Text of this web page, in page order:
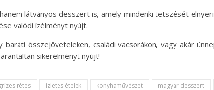
látványos desszert is, amely mindenki tetszését
valódi ízélményt nyújt.
összejöveteleken, családi vacsorákon, vagy akár
sikerélményt nyújt!
grízes rétes ízletes ételek konyhaművészet magyar desszert